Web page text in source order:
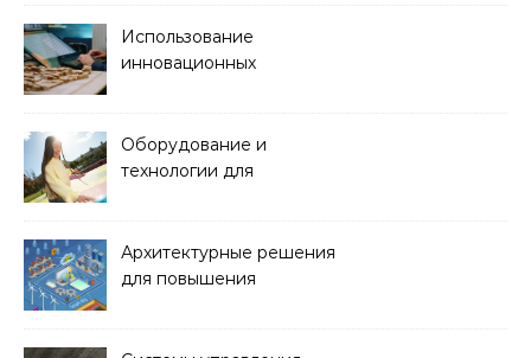
Использование
инновационных
Оборудование и
технологии для
Архитектурные решения
для повышения